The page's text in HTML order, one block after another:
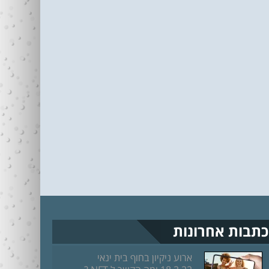
כתבות אחרונות
ארוע ניקיון בחוף בית ינאי